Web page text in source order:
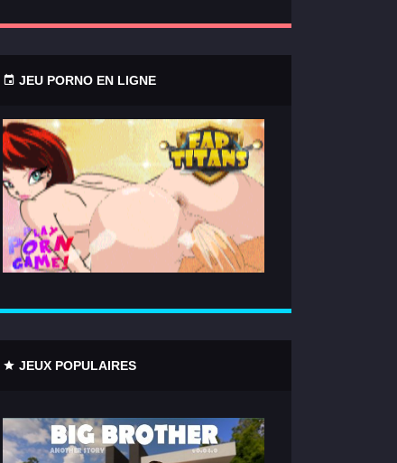
JEU PORNO EN LIGNE
JEUX POPULAIRES